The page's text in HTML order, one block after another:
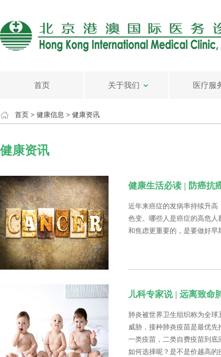
首页 关于我们 医疗服
首页 > 健康信息 > 健康资讯
健康资讯
健康生活必读 | 防癌抗
近年来癌症的发病率持续升
色变。哪些人是癌症的高危人
和焦虑更重要的，是要做好早
儿科专家说 | 远离致命
肺炎被世界卫生组织称为全
威胁，接种肺炎疫苗是最优
一类疫苗，二类自费疫苗到底
如何选择呢？是不是价越高